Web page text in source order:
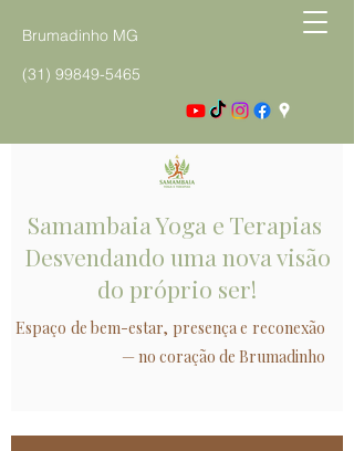
Brumadinho MG
(31) 99849-5465
Samambaia Yoga e Terapias
Desvendando uma nova visão
do próprio ser!
Espaço de bem-estar, presença e reconexão
— no coração de Brumadinho